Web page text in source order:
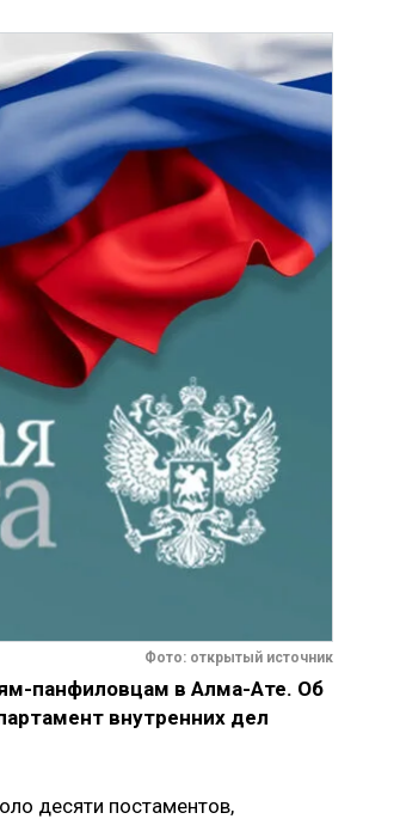
Фото: открытый источник
панфиловцам в Алма-Ате. Об
внутренних дел
десяти постаментов,